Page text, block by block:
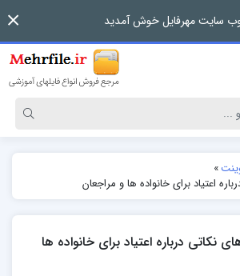
سایت مهرفایل خوش آمدید
»
اعتیاد برای خانواده ها و مراجعان
نکاتی درباره اعتیاد برای خانواده ها